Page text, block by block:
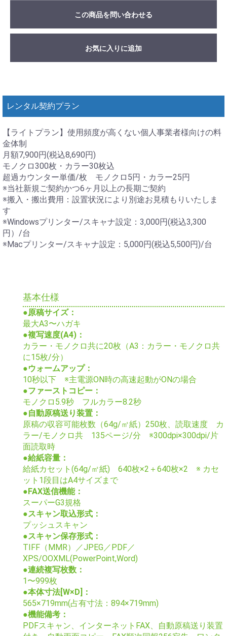
この商品を問い合わせる
お気に入りに追加
レンタル契約プラン
【ライトプラン】使用頻度が高くない個人事業者様向けの料
金体制
月額7,900円(税込8,690円)
モノクロ300枚・カラー30枚込
超過カウンター単価/枚 モノクロ5円・カラー25円
※当社新規ご契約かつ6ヶ月以上の長期ご契約
※搬入・搬出費用：設置状況により別途お見積もりいたしま
す
※Windowsプリンター/スキャナ設定：3,000円(税込3,300
円）/台
※Macプリンター/スキャナ設定：5,000円(税込5,500円)/台
基本仕様
●原稿サイズ：
最大A3〜ハガキ
●複写速度(A4)：
カラー・モノクロ共に20枚（A3：カラー・モノクロ共
に15枚/分）
●ウォームアップ：
10秒以下 ※主電源ON時の高速起動がONの場合
●ファーストコピー：
モノクロ5.9秒 フルカラー8.2秒
●自動原稿送り装置：
原稿の収容可能枚数（64g/㎡紙）250枚、読取速度 カ
ラー/モノクロ共 135ページ/分 ※300dpi×300dpi/片
面読取時
●給紙容量：
給紙カセット(64g/㎡紙) 640枚×2＋640枚×2 ※ カセ
ット1段目はA4サイズまで
●FAX送信機能：
スーパーG3規格
●スキャン取込形式：
プッシュスキャン
●スキャン保存形式：
TIFF（MMR）／JPEG／PDF／
XPS/OOXML(PowerPoint,Word)
●連続複写枚数：
1〜999枚
●本体寸法[W×D]：
565×719mm(占有寸法：894×719mm)
●機能備考：
PDFスキャン、インターネットFAX、自動原稿送り装置